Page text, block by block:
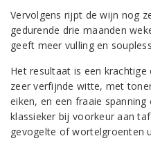
Vervolgens rijpt de wijn nog
gedurende drie maanden
geeft meer vulling en
Het resultaat is een
zeer verfijnde witte, met
eiken, en een fraaie
klassieker bij voorkeur aan
gevogelte of wortelgroenten